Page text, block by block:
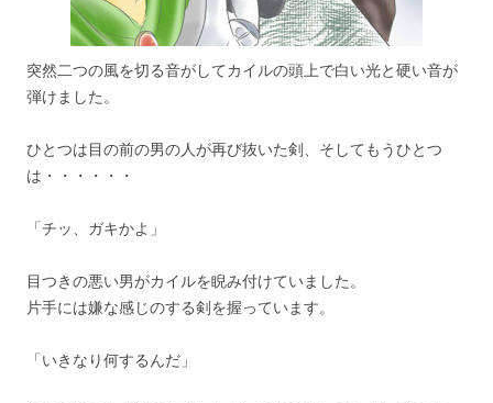
突然二つの風を切る音がしてカイルの頭上で白い光と硬い音が
弾けました。
ひとつは目の前の男の人が再び抜いた剣、そしてもうひとつ
は・・・・・・
「チッ、ガキかよ」
目つきの悪い男がカイルを睨み付けていました。
片手には嫌な感じのする剣を握っています。
「いきなり何するんだ」